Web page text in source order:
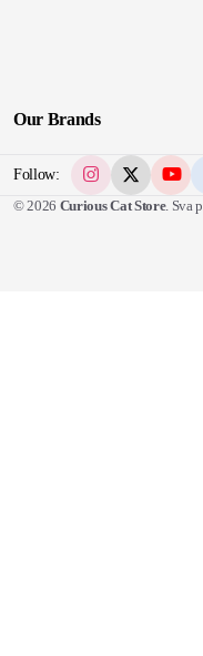
Our Brands
Follow:
© 2026 Curious Cat Store. Sva